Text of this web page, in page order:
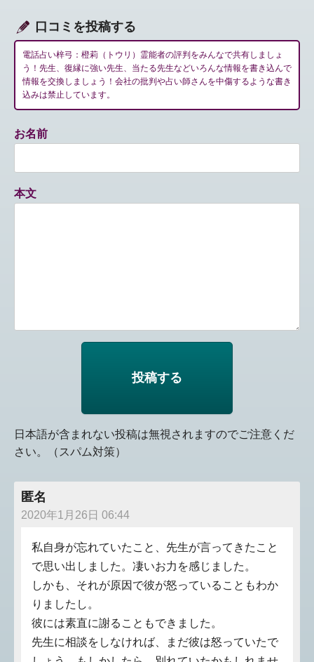
口コミを投稿する
電話占い梓弓：橙莉（トウリ）霊能者の評判をみんなで共有しましょ
う！先生、復縁に強い先生、当たる先生などいろんな情報を書き込んで
情報を交換しましょう！会社の批判や占い師さんを中傷するような書き
込みは禁止しています。
お名前
本文
日本語が含まれない投稿は無視されますのでご注意くだ
さい。（スパム対策）
匿名
2020年1月26日 06:44
私自身が忘れていたこと、先生が言ってきたこと
で思い出しました。凄いお力を感じました。
しかも、それが原因で彼が怒っていることもわか
りましたし。
彼には素直に謝ることもできました。
先生に相談をしなければ、まだ彼は怒っていたで